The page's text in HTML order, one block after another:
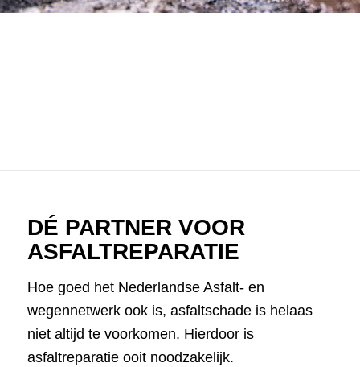
DÉ PARTNER VOOR
ASFALTREPARATIE
Hoe goed het Nederlandse Asfalt- en
wegennetwerk ook is, asfaltschade is helaas
niet altijd te voorkomen. Hierdoor is
asfaltreparatie ooit noodzakelijk.